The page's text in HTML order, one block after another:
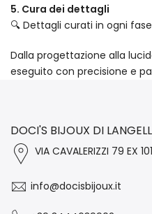
5. Cura dei dettagli
🔍 Dettagli curati in ogni fase
Dalla progettazione alla
eseguito con precisione e
DOCI'S BIJOUX DI
VIA CAVALERIZZI 79 EX
info@docisbijoux.it